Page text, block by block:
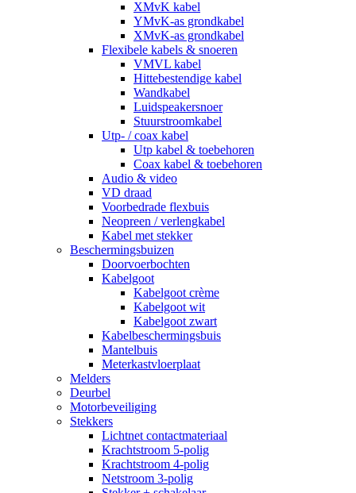
XMvK kabel
YMvK-as grondkabel
XMvK-as grondkabel
Flexibele kabels & snoeren
VMVL kabel
Hittebestendige kabel
Wandkabel
Luidspeakersnoer
Stuurstroomkabel
Utp- / coax kabel
Utp kabel & toebehoren
Coax kabel & toebehoren
Audio & video
VD draad
Voorbedrade flexbuis
Neopreen / verlengkabel
Kabel met stekker
Beschermingsbuizen
Doorvoerbochten
Kabelgoot
Kabelgoot crème
Kabelgoot wit
Kabelgoot zwart
Kabelbeschermingsbuis
Mantelbuis
Meterkastvloerplaat
Melders
Deurbel
Motorbeveiliging
Stekkers
Lichtnet contactmateriaal
Krachtstroom 5-polig
Krachtstroom 4-polig
Netstroom 3-polig